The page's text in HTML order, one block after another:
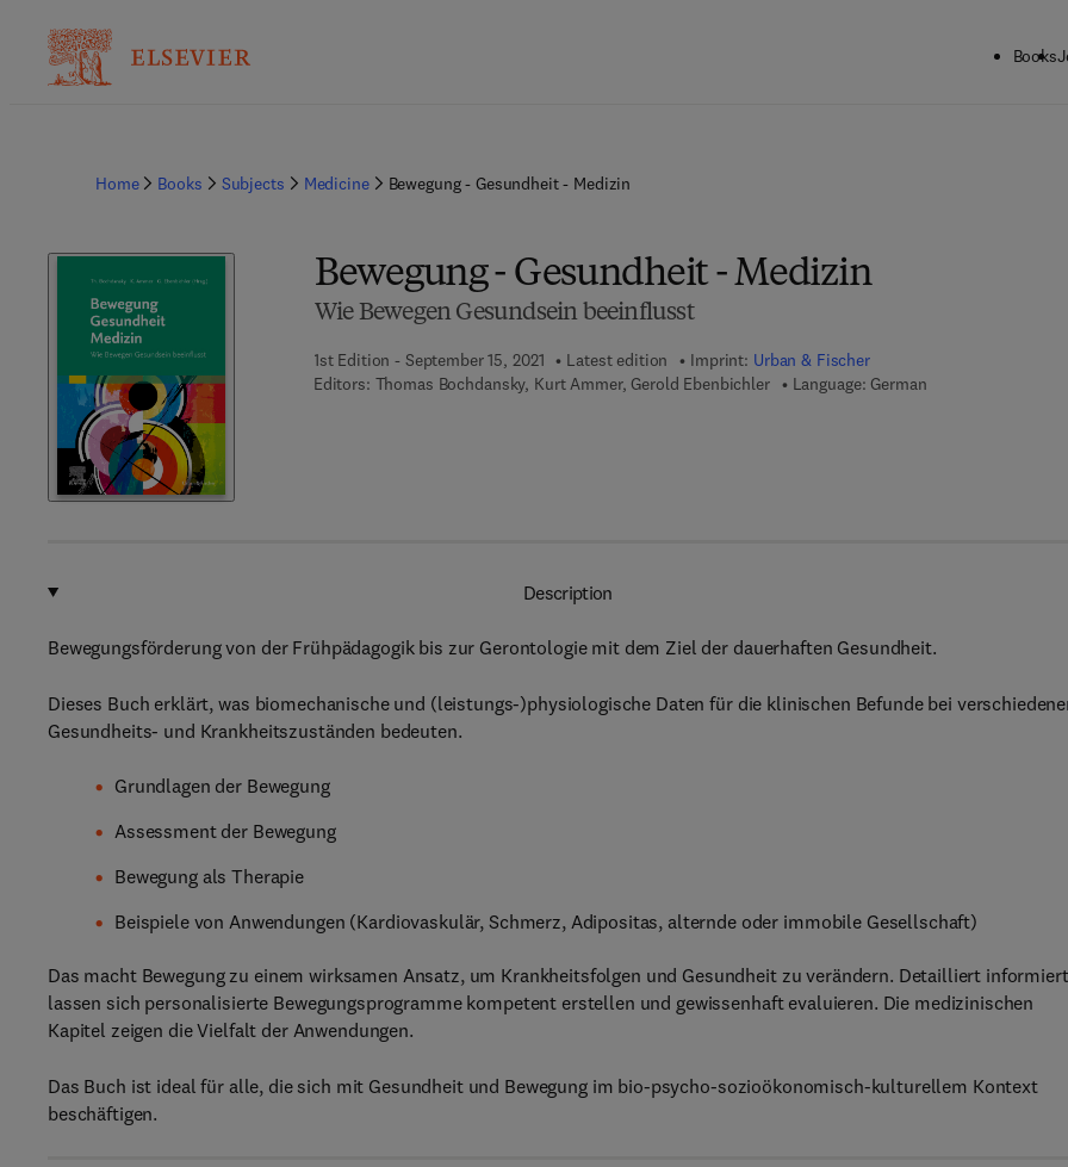
Books
Home Books Subjects Medicine Bewegung - Gesundheit - Medizin
Bewegung - Gesundheit - Medizin
Wie Bewegen Gesundsein beeinflusst
1st Edition - September 15, 2021 Latest edition Imprint: Urban & Fischer
Editors: Thomas Bochdansky, Kurt Ammer, Gerold Ebenbichler Language: German
Description
Bewegungsförderung von der Frühpädagogik bis zur Gerontologie mit dem Ziel der dauerhaften Gesundheit.
Dieses Buch erklärt, was biomechanische und (leistungs-)physiologische Daten für die klinischen Befunde bei
Gesundheits- und Krankheitszuständen bedeuten.
Grundlagen der Bewegung
Assessment der Bewegung
Bewegung als Therapie
Beispiele von Anwendungen (Kardiovaskulär, Schmerz, Adipositas, alternde oder immobile Gesellschaft)
Das macht Bewegung zu einem wirksamen Ansatz, um Krankheitsfolgen und Gesundheit zu verändern. Detailliert informiert
lassen sich personalisierte Bewegungsprogramme kompetent erstellen und gewissenhaft evaluieren. Die medizinischen
Kapitel zeigen die Vielfalt der Anwendungen.
Das Buch ist ideal für alle, die sich mit Gesundheit und Bewegung im bio-psycho-sozioökonomisch-kulturellem Kontext
beschäftigen.